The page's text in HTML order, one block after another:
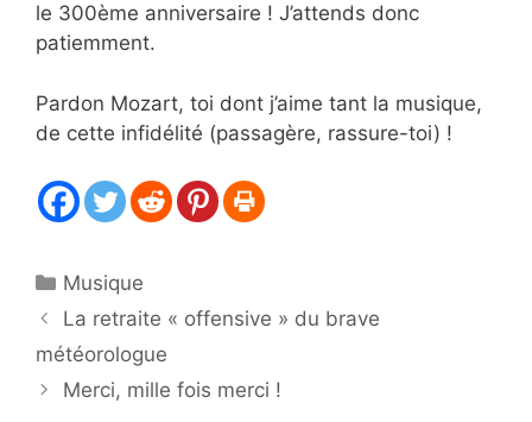
le 300ème anniversaire ! J’attends donc
patiemment.
Pardon Mozart, toi dont j’aime tant la musique,
de cette infidélité (passagère, rassure-toi) !
Catégories
Musique
La retraite « offensive » du brave
météorologue
Merci, mille fois merci !